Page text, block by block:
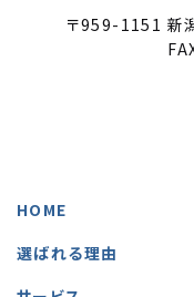
〒959-1151 新
HOME
選ばれる理由